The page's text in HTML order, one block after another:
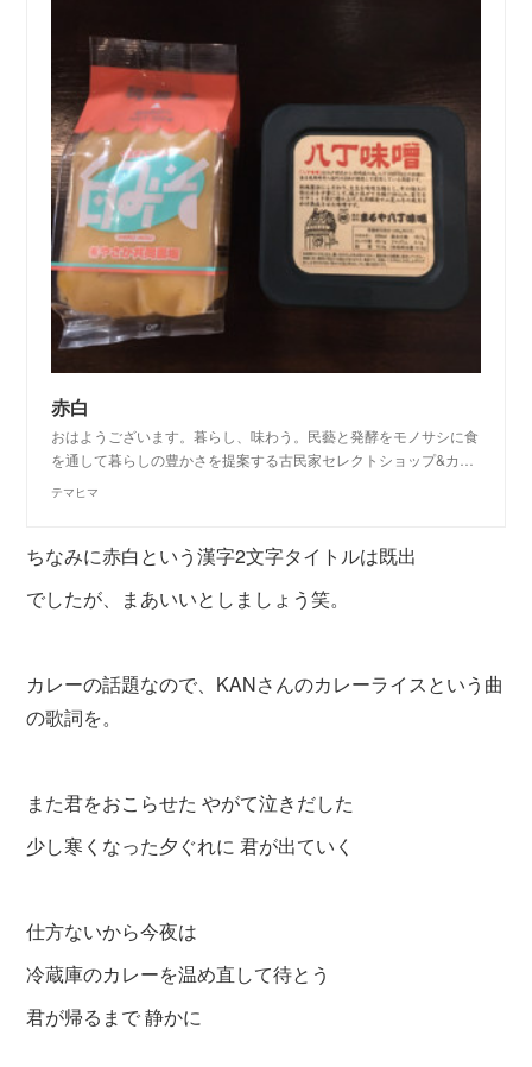
赤白
おはようございます。暮らし、味わう。民藝と発酵をモノサシに食
を通して暮らしの豊かさを提案する古民家セレクトショップ&カ…
テマヒマ
ちなみに赤白という漢字2文字タイトルは既出
でしたが、まあいいとしましょう笑。
カレーの話題なので、KANさんのカレーライスという曲
の歌詞を。
また君をおこらせた やがて泣きだした
少し寒くなった夕ぐれに 君が出ていく
仕方ないから今夜は
冷蔵庫のカレーを温め直して待とう
君が帰るまで 静かに